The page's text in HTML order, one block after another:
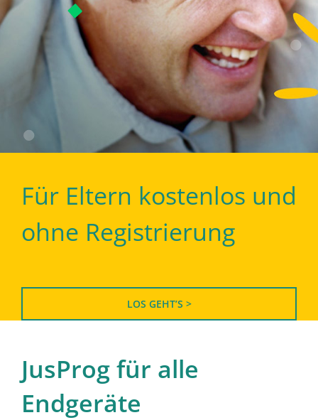
Für Eltern kostenlos und
ohne Registrierung
LOS GEHT’S >
JusProg für alle
Endgeräte